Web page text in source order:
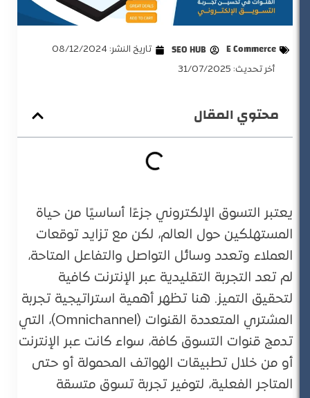
E Commerce
SEO HUB تاريخ النشر:08/12/2024
أخر تحديث: 31/07/2025
محتوي المقال
يعتبر التسوق الإلكتروني جزءًا أساسيًا من حياة
المستهلكين حول العالم، لكن مع تزايد توقعات
العملاء وتعدد وسائل التواصل والتفاعل المتاحة،
لم تعد التجربة التقليدية عبر الإنترنت كافية
لتحقيق التميز. هنا تظهر أهمية استراتيجية تجربة
المشتري المتعددة القنوات (Omnichannel)، التي
تدمج قنوات التسوق كافة، سواء كانت عبر الإنترنت
أو من خلال تطبيقات الهواتف المحمولة أو حتى
المتاجر الفعلية، لتوفير تجربة تسوق متسقة